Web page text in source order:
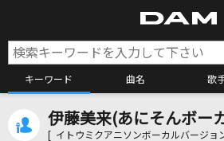
キーワード 曲名 歌
カラオケ検索
伊藤美来(あにそんボー
[ イトウミクアニソンボーカルバージョ